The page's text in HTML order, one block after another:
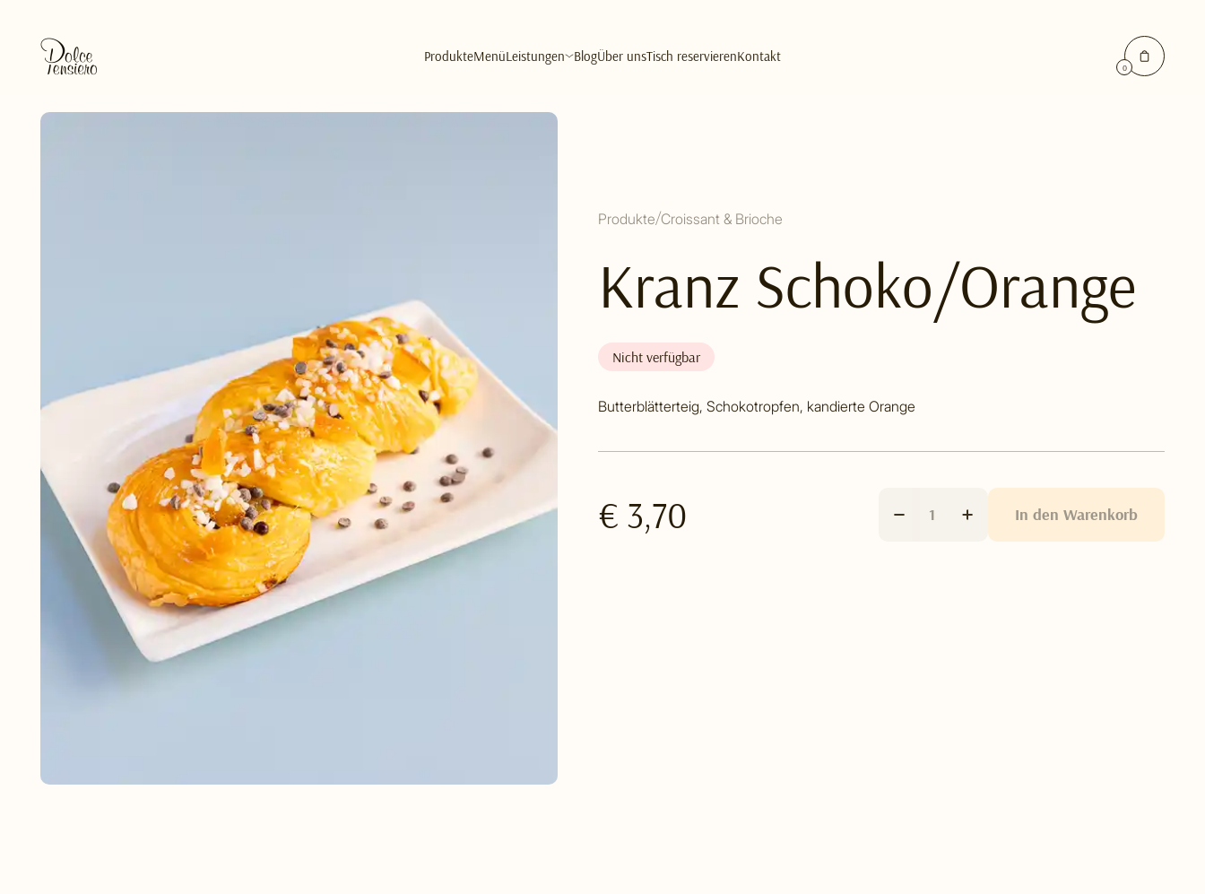
ProdukteMenüLeistungen BlogÜber unsTisch reservierenKontakt
0
Produkte Croissant & Brioche
Kranz Schoko/Orange
Nicht verfügbar
Butterblätterteig, Schokotropfen, kandierte Orange
€ 3,70 In den Warenkorb